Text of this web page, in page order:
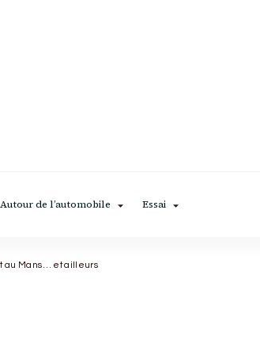
Autour de l’automobile Essai
au Mans… et ailleurs